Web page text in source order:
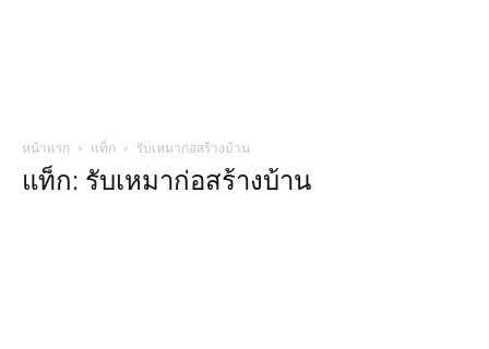
หน้าแรก แท็ก รับเหมาก่อสร้างบ้าน
แท็ก: รับเหมาก่อสร้างบ้าน